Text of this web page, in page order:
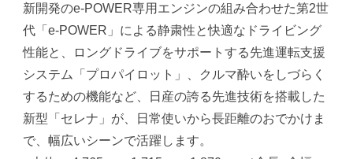
新開発のe-POWER専用エンジンの組み合わせた第2世
代「e-POWER」による静粛性と快適なドライビング
性能と、ロングドライブをサポートする先進運転支援
システム「プロパイロット」、クルマ酔いをしづらく
するための機能など、日産の誇る先進技術を搭載した
新型「セレナ」が、日常使いから長距離のおでかけま
で、幅広いシーンで活躍します。